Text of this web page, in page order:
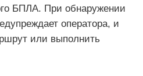
БПЛА. При обнаружении
оператора, и
или выполнить